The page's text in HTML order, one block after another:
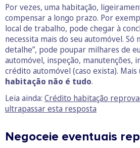
Por vezes, uma habitação,
compensar a longo prazo. Por
local de trabalho, pode chegar à
necessita mais do seu automóvel. Só
detalhe”, pode poupar milhares de
automóvel, inspeção, manutenções,
crédito automóvel (caso exista). Mais
habitação não é tudo.
Leia ainda: Crédito habitação
ultrapassar esta resposta
Negoceie eventuais